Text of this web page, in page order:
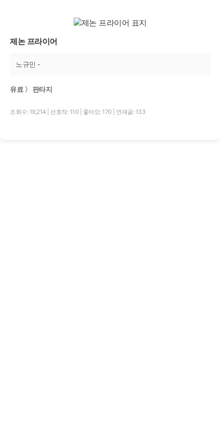
제논 프라이어
노규민 -
유료 〉 판타지
조회수: 19,214 선호작: 110 좋아요: 170 연재글: 133